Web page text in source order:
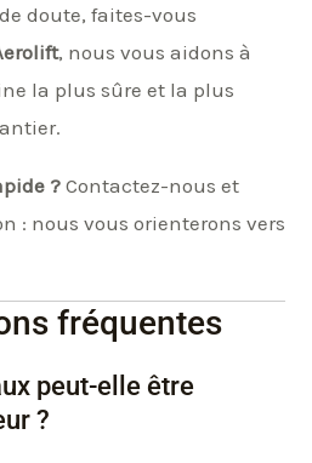
doute, faites-vous
, nous vous aidons à
la plus sûre et la plus
?Contactez-nous et
: nous vous orienterons vers
fréquentes
peut-elle être
?